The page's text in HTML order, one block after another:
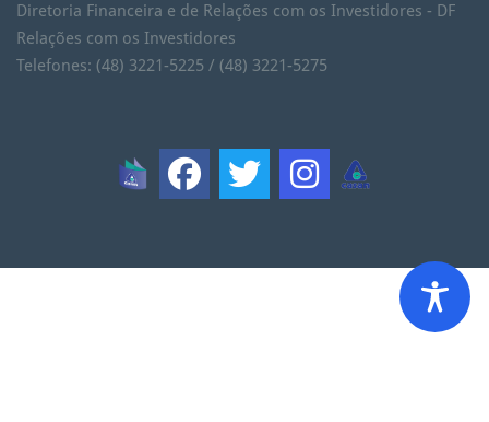
Diretoria Financeira e de Relações com os Investidores - DF
Relações com os Investidores
Telefones: (48) 3221-5225 / (48) 3221-5275